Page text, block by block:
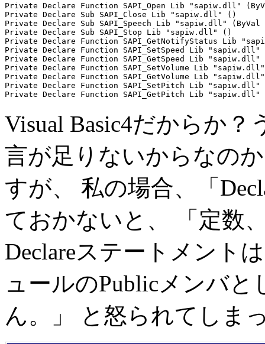
Private Declare Function SAPI_Open Lib "sapiw.dll"
Private Declare Sub SAPI_Close Lib "sapiw.dll" ()
Private Declare Sub SAPI_Speech Lib "sapiw.dll"
Private Declare Sub SAPI_Stop Lib "sapiw.dll" ()
Private Declare Function SAPI_GetNotifyStatus Lib
Private Declare Function SAPI_SetSpeed Lib "sapiw.dll"
Private Declare Function SAPI_GetSpeed Lib "sapiw.dll"
Private Declare Function SAPI_SetVolume Lib
Private Declare Function SAPI_GetVolume Lib
Private Declare Function SAPI_SetPitch Lib "sapiw.dll"
Visual Basic4だからか
言が足りないからなの
すが、 私の場合、「
ておかないと、 「定数
Declareステートメント
ュールのPublicメンバ
ん。」 と怒られてしま